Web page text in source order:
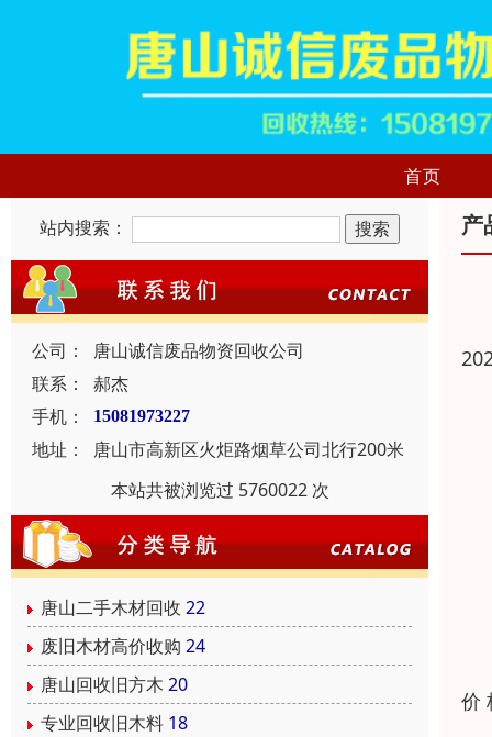
首页
站内搜索：
公司：
唐山诚信废品物资回收公司
联系：
郝杰
手机：
15081973227
地址：
唐山市高新区火炬路烟草公司北行200米
本站共被浏览过 5760022 次
唐山二手木材回收 22
废旧木材高价收购 24
唐山回收旧方木 20
专业回收旧木料 18
产
价